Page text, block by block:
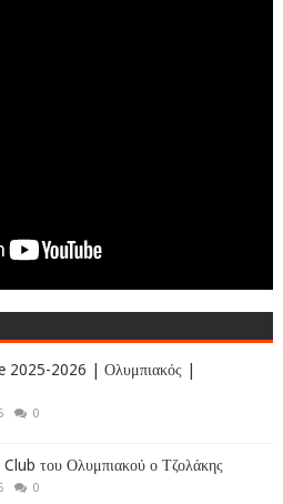
2025-2026 | Ολυμπιακός |
0
του Ολυμπιακού ο Τζολάκης
0